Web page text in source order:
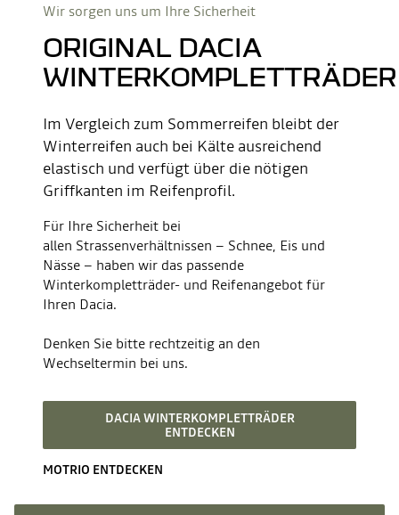
Wir sorgen uns um Ihre Sicherheit
ORIGINAL DACIA
WINTERKOMPLETTRÄDER
Im Vergleich zum Sommerreifen bleibt der
Winterreifen auch bei Kälte ausreichend
elastisch und verfügt über die nötigen
Griffkanten im Reifenprofil.
Für Ihre Sicherheit bei
allen Strassenverhältnissen – Schnee, Eis und
Nässe – haben wir das passende
Winterkompletträder- und Reifenangebot für
Ihren Dacia.
Denken Sie bitte rechtzeitig an den
Wechseltermin bei uns.
DACIA WINTERKOMPLETTRÄDER
ENTDECKEN
MOTRIO ENTDECKEN